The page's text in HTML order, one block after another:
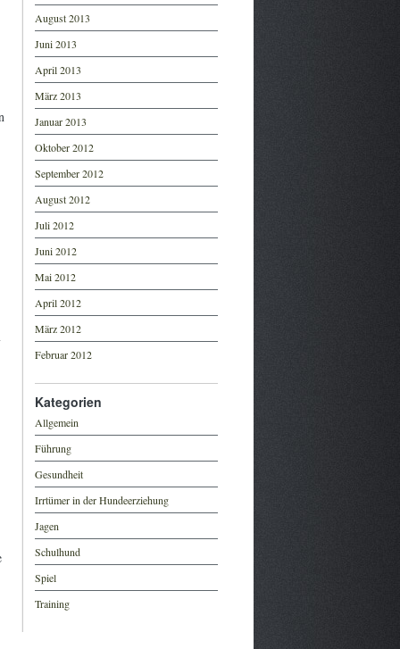
August 2013
Juni 2013
April 2013
März 2013
Januar 2013
Oktober 2012
September 2012
August 2012
Juli 2012
Juni 2012
Mai 2012
April 2012
März 2012
Februar 2012
Kategorien
Allgemein
Führung
Gesundheit
Irrtümer in der Hundeerziehung
Jagen
Schulhund
Spiel
Training